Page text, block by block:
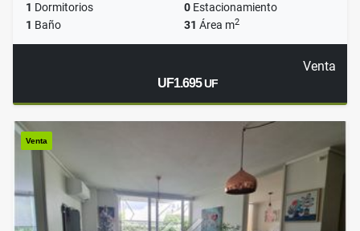
1 Dormitorios 0 Estacionamiento
1 Baño 31 Área m2
Venta
UF1.695UF
Venta